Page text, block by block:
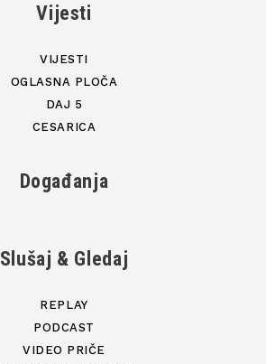
Vijesti
VIJESTI
OGLASNA PLOČA
DAJ 5
CESARICA
Događanja
Slušaj & Gledaj
REPLAY
PODCAST
VIDEO PRIČE